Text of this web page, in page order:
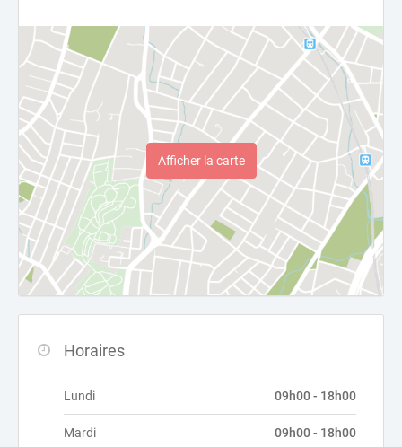
Afficher la carte
Horaires
Lundi 09h00 - 18h00
Mardi 09h00 - 18h00